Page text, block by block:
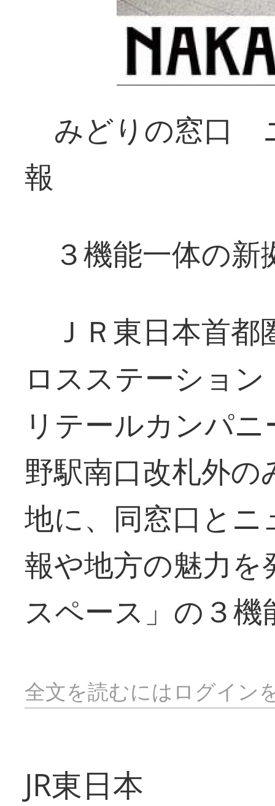
みどりの窓口
報
３機能一体の新
ＪＲ東日本首都
ロスステーショ
リテールカンパ
野駅南口改札外
地に、同窓口と
報や地方の魅力
スペース」の３機
全文を読むにはログイン
JR東日本